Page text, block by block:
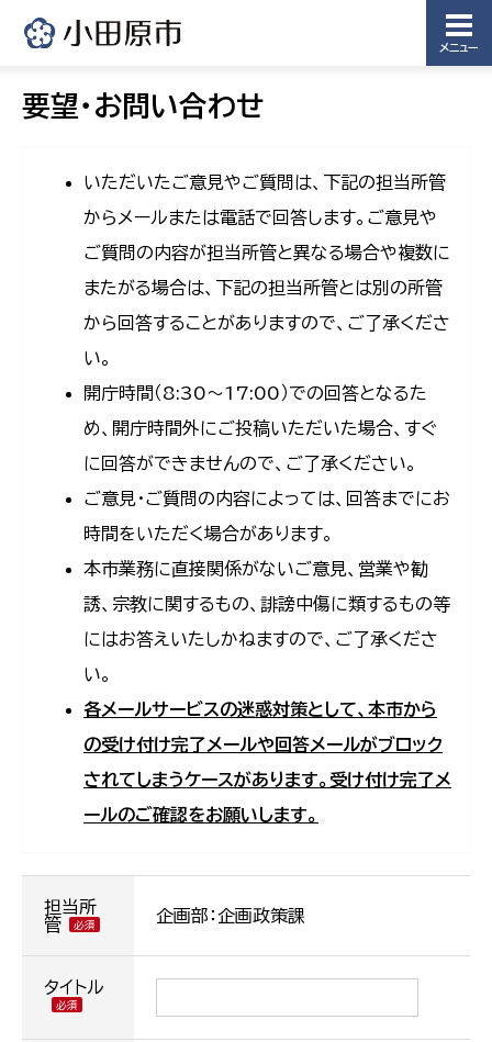
メニュー
要望・お問い合わせ
いただいたご意見やご質問は、下記の担当所管
からメールまたは電話で回答します。ご意見や
ご質問の内容が担当所管と異なる場合や複数に
またがる場合は、下記の担当所管とは別の所管
から回答することがありますので、ご了承くださ
い。
開庁時間（8:30〜17:00）での回答となるた
め、開庁時間外にご投稿いただいた場合、すぐ
に回答ができませんので、ご了承ください。
ご意見・ご質問の内容によっては、回答までにお
時間をいただく場合があります。
本市業務に直接関係がないご意見、営業や勧
誘、宗教に関するもの、誹謗中傷に類するもの等
にはお答えいたしかねますので、ご了承くださ
い。
各メールサービスの迷惑対策として、本市から
の受け付け完了メールや回答メールがブロック
されてしまうケースがあります。受け付け完了メ
ールのご確認をお願いします。
担当所
管
企画部：企画政策課
タイトル